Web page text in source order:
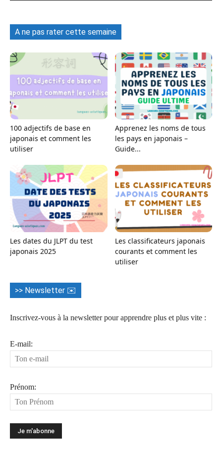
A ne pas rater cette semaine
100 adjectifs de base en
japonais et comment les
utiliser
Apprenez les noms de tous
les pays en japonais –
Guide...
Les dates du JLPT du test
japonais 2025
Les classificateurs japonais
courants et comment les
utiliser
>> Newsletter ✉️
Inscrivez-vous à la newsletter pour apprendre plus et plus vite :
E-mail:
Prénom: